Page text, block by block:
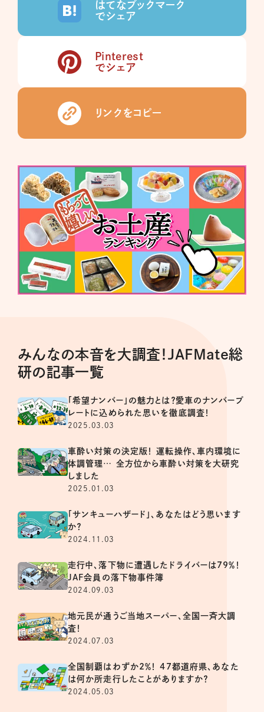
はてなブックマーク
でシェア
Pinterest
でシェア
リンクをコピー
みんなの本音を大調査！JAFMate総
研の記事一覧
「希望ナンバー」の魅力とは？愛車のナンバープ
レートに込められた思いを徹底調査！
2025.03.03
車酔い対策の決定版！ 運転操作、車内環境に
体調管理… 全方位から車酔い対策を大研究
しました
2025.01.03
「サンキューハザード」、あなたはどう思います
か？
2024.11.03
走行中、落下物に遭遇したドライバーは79％！
JAF会員の落下物事件簿
2024.09.03
地元民が通うご当地スーパー、全国一斉大調
査！
2024.07.03
全国制覇はわずか2％！ 47都道府県、あなた
は何か所走行したことがありますか？
2024.05.03